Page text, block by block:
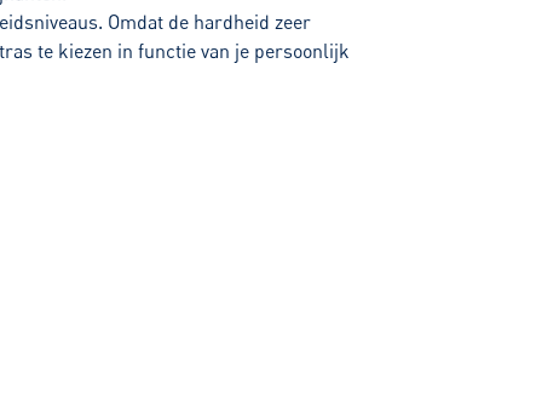
Omdat de hardheid zeer
te kiezen in functie van je persoonlijk